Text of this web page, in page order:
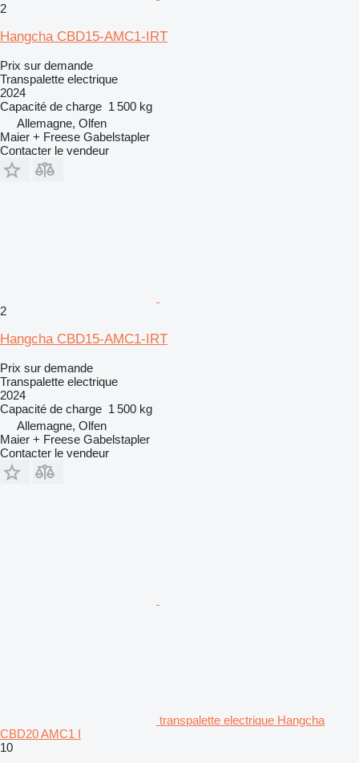
2
Hangcha CBD15-AMC1-IRT
Prix sur demande
Transpalette electrique
2024
Capacité de charge 1 500 kg
Allemagne, Olfen
Maier + Freese Gabelstapler
Contacter le vendeur
2
Hangcha CBD15-AMC1-IRT
Prix sur demande
Transpalette electrique
2024
Capacité de charge 1 500 kg
Allemagne, Olfen
Maier + Freese Gabelstapler
Contacter le vendeur
transpalette electrique Hangcha
CBD20 AMC1 I
10